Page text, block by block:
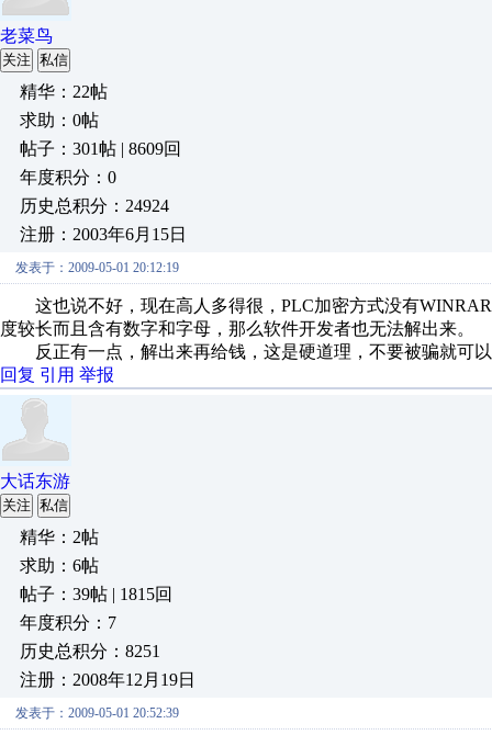
老菜鸟
关注 私信
精华：22帖
求助：0帖
帖子：301帖 | 8609回
年度积分：0
历史总积分：24924
注册：2003年6月15日
发表于：2009-05-01 20:12:19
这也说不好，现在高人多得很，PLC加密方式没有
度较长而且含有数字和字母，那么软件开发者也无法解出来。
反正有一点，解出来再给钱，这是硬道理，不要被骗就可
回复 引用 举报
大话东游
关注 私信
精华：2帖
求助：6帖
帖子：39帖 | 1815回
年度积分：7
历史总积分：8251
注册：2008年12月19日
发表于：2009-05-01 20:52:39